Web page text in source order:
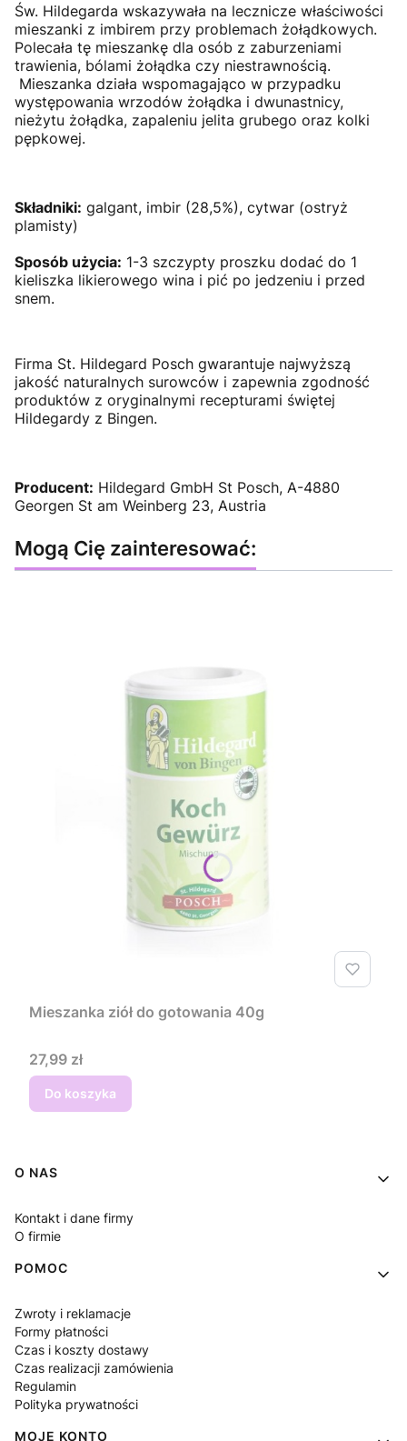
Św. Hildegarda wskazywała na lecznicze właściwości
mieszanki z imbirem przy problemach żołądkowych.
Polecała tę mieszankę dla osób z zaburzeniami
trawienia, bólami żołądka czy niestrawnością.
Mieszanka działa wspomagająco w przypadku
występowania wrzodów żołądka i dwunastnicy,
nieżytu żołądka, zapaleniu jelita grubego oraz kolki
pępkowej.
Składniki: galgant, imbir (28,5%), cytwar (ostryż
plamisty)
Sposób użycia: 1-3 szczypty proszku dodać do 1
kieliszka likierowego wina i pić po jedzeniu i przed
snem.
Firma St. Hildegard Posch gwarantuje najwyższą
jakość naturalnych surowców i zapewnia zgodność
produktów z oryginalnymi recepturami świętej
Hildegardy z Bingen.
Producent: Hildegard GmbH St Posch, A-4880
Georgen St am Weinberg 23, Austria
Mogą Cię zainteresować:
Mieszanka ziół do gotowania 40g
Cena
27,99 zł
Do koszyka
Linki w stopce
O NAS
Kontakt i dane firmy
O firmie
POMOC
Zwroty i reklamacje
Formy płatności
Czas i koszty dostawy
Czas realizacji zamówienia
Regulamin
Polityka prywatności
MOJE KONTO